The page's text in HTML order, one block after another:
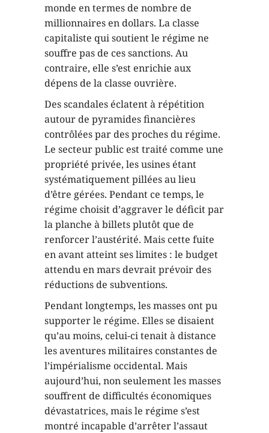
monde en termes de nombre de
millionnaires en dollars. La classe
capitaliste qui soutient le régime ne
souffre pas de ces sanctions. Au
contraire, elle s’est enrichie aux
dépens de la classe ouvrière.
Des scandales éclatent à répétition
autour de pyramides financières
contrôlées par des proches du régime.
Le secteur public est traité comme une
propriété privée, les usines étant
systématiquement pillées au lieu
d’être gérées. Pendant ce temps, le
régime choisit d’aggraver le déficit par
la planche à billets plutôt que de
renforcer l’austérité. Mais cette fuite
en avant atteint ses limites : le budget
attendu en mars devrait prévoir des
réductions de subventions.
Pendant longtemps, les masses ont pu
supporter le régime. Elles se disaient
qu’au moins, celui-ci tenait à distance
les aventures militaires constantes de
l’impérialisme occidental. Mais
aujourd’hui, non seulement les masses
souffrent de difficultés économiques
dévastatrices, mais le régime s’est
montré incapable d’arrêter l’assaut